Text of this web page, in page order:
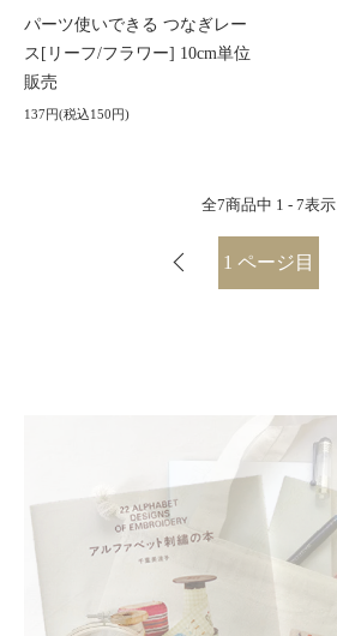
パーツ使いできる つなぎレー
ス[リーフ/フラワー] 10cm単位
販売
137円(税込150円)
全7商品中 1 - 7表示
1 ページ目